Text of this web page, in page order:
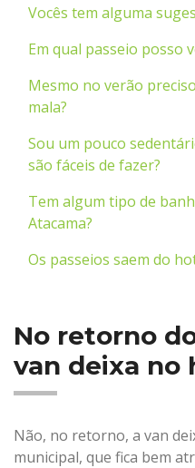
Vocês tem alguma
Em qual passeio posso
Mesmo no verão
mala?
Sou um pouco
são fáceis de fazer?
Tem algum tipo de
Atacama?
Os passeios saem do
No retorno
van deixa no
Não, no retorno, a van
municipal, que fica bem